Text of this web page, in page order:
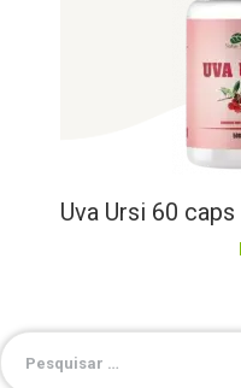
Uva Ursi 60 caps